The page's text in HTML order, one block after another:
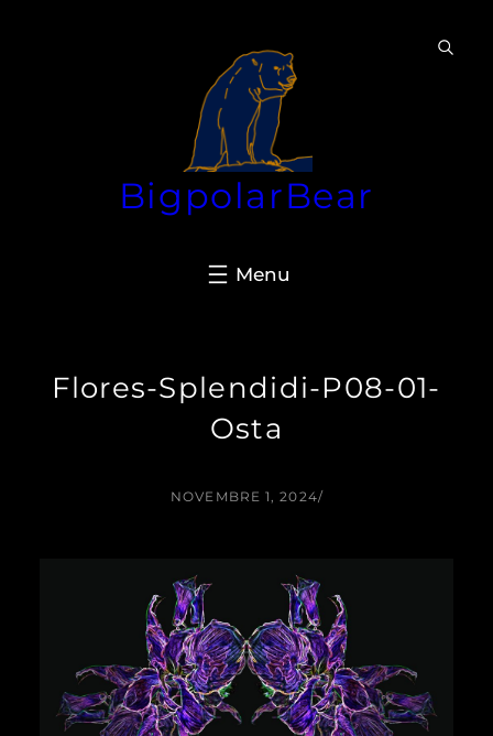
BigpolarBear
Flores-Splendidi-P08-01-
Osta
NOVEMBRE 1, 2024/